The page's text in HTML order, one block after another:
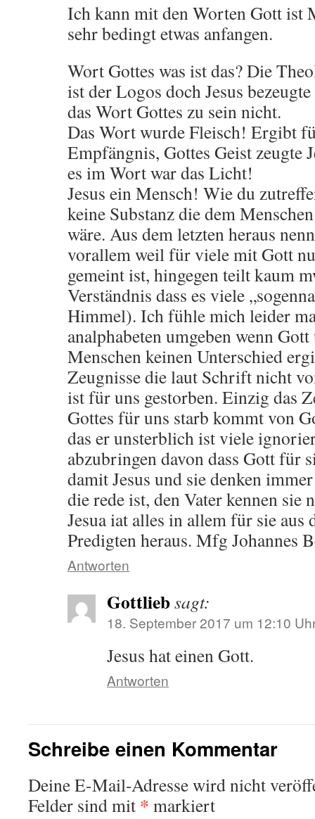
Ich kann mit den Worten Gott ist
sehr bedingt etwas anfangen.
Wort Gottes was ist das? Die
ist der Logos doch Jesus
das Wort Gottes zu sein nicht.
Das Wort wurde Fleisch! Ergibt
Empfängnis, Gottes Geist zeugte
es im Wort war das Licht!
Jesus ein Mensch! Wie du
keine Substanz die dem
wäre. Aus dem letzten heraus
vorallem weil für viele mit Gott
gemeint ist, hingegen teilt kaum
Verständnis dass es viele
Himmel). Ich fühle mich leider
analphabeten umgeben wenn
Menschen keinen Unterschied
Zeugnisse die laut Schrift nicht
ist für uns gestorben. Einzig das
Gottes für uns starb kommt von
das er unsterblich ist viele
abzubringen davon dass Gott für
damit Jesus und sie denken
die rede ist, den Vater kennen sie
Jesua iat alles in allem für sie aus
Predigten heraus. Mfg Johannes
Antworten
Gottliebsagt:
18. September 2017 um 12:10
Jesus hat einen Gott.
Antworten
Schreibe einen Kommentar
Deine E-Mail-Adresse wird nicht
Felder sind mit * markiert